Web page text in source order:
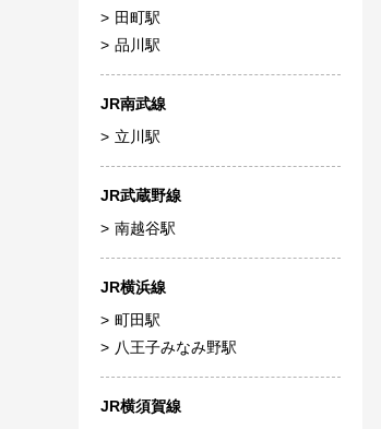
田町駅
品川駅
JR南武線
立川駅
JR武蔵野線
南越谷駅
JR横浜線
町田駅
八王子みなみ野駅
JR横須賀線